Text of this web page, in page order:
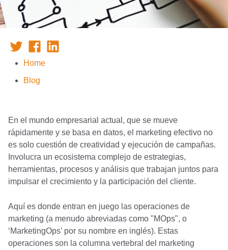
Home
Blog
En el mundo empresarial actual, que se mueve
rápidamente y se basa en datos, el marketing efectivo no
es solo cuestión de creatividad y ejecución de campañas.
Involucra un ecosistema complejo de estrategias,
herramientas, procesos y análisis que trabajan juntos para
impulsar el crecimiento y la participación del cliente.
Aquí es donde entran en juego las operaciones de
marketing (a menudo abreviadas como "MOps", o
‘MarketingOps’ por su nombre en inglés). Estas
operaciones son la columna vertebral del marketing